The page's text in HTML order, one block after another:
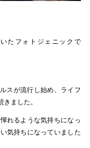
たフォトジェニックで
スが流行し始め、ライフ
ました。
れるような気持ちになっ
気持ちになっていました